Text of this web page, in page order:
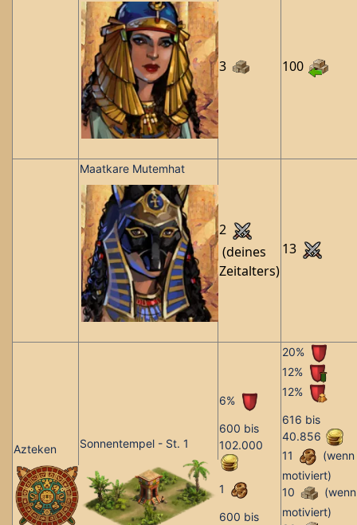
3 100
Maatkare Mutemhat
2
(deines
Zeitalters)
13
Azteken Sonnentempel - St. 1
6%
600 bis
102.000
1
600 bis
20%
12%
12%
616 bis
40.856
11
(wenn
motiviert)
10
(wenn
motiviert)